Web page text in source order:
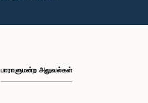
பாராளுமன்ற அலுவல்கள்